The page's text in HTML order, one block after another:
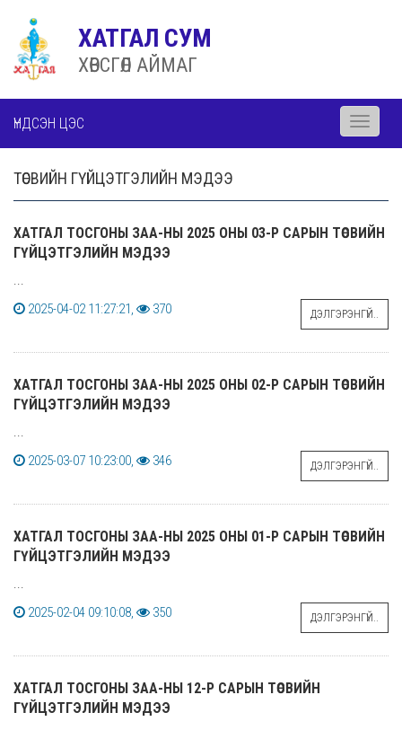
ХАТГАЛ СУМ
ХӨВСГӨЛ АЙМАГ
ҮНДСЭН ЦЭС
Toggle
ТӨСВИЙН ГҮЙЦЭТГЭЛИЙН МЭДЭЭ
ХАТГАЛ ТОСГОНЫ ЗАА-НЫ 2025 ОНЫ 03-Р САРЫН ТӨСВИЙН
ГҮЙЦЭТГЭЛИЙН МЭДЭЭ
...
2025-04-02 11:27:21,
370 ДЭЛГЭРЭНГҮЙ..
ХАТГАЛ ТОСГОНЫ ЗАА-НЫ 2025 ОНЫ 02-Р САРЫН ТӨСВИЙН
ГҮЙЦЭТГЭЛИЙН МЭДЭЭ
...
2025-03-07 10:23:00,
346 ДЭЛГЭРЭНГҮЙ..
ХАТГАЛ ТОСГОНЫ ЗАА-НЫ 2025 ОНЫ 01-Р САРЫН ТӨСВИЙН
ГҮЙЦЭТГЭЛИЙН МЭДЭЭ
...
2025-02-04 09:10:08,
350 ДЭЛГЭРЭНГҮЙ..
ХАТГАЛ ТОСГОНЫ ЗАА-НЫ 12-Р САРЫН ТӨСВИЙН
ГҮЙЦЭТГЭЛИЙН МЭДЭЭ